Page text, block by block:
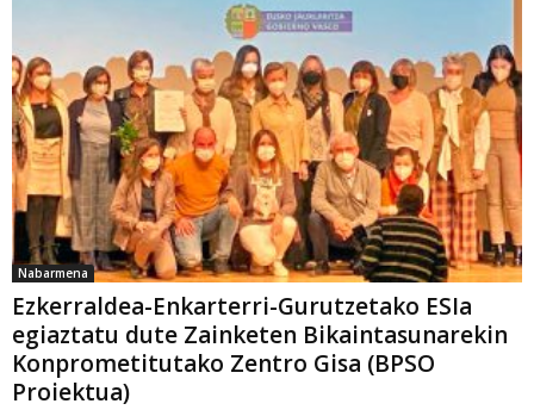
Nabarmena
Ezkerraldea-Enkarterri-Gurutzetako ESIa
egiaztatu dute Zainketen Bikaintasunarekin
Konprometitutako Zentro Gisa (BPSO
Proiektua)